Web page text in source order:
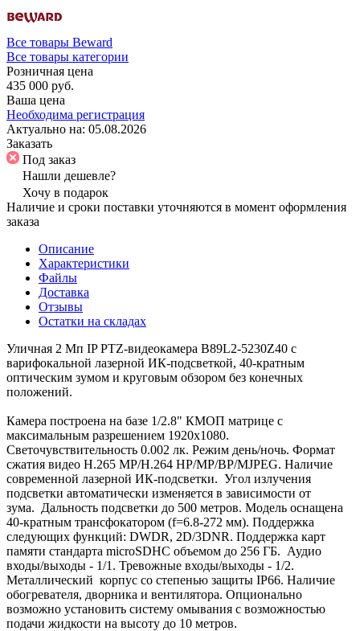
Все товары Beward
Все товары категории
Розничная цена
435 000 руб.
Ваша цена
Необходима регистрация
Актуально на: 05.08.2026
Заказать
Под заказ
Нашли дешевле?
Хочу в подарок
Наличие и сроки поставки уточняются в момент оформления
заказа
Описание
Характеристики
Файлы
Доставка
Отзывы
Остатки на складах
Уличная 2 Мп IP PTZ-видеокамера B89L2-5230Z40 с
варифокальной лазерной ИК-подсветкой, 40-кратным
оптическим зумом и круговым обзором без конечных
положений.
Камера построена на базе 1/2.8" КМОП матрице с
максимальным разрешением 1920х1080.
Светочувствительность 0.002 лк. Режим день/ночь. Формат
сжатия видео H.265 MP/H.264 HP/MP/BP/MJPEG. Наличие
современной лазерной ИК-подсветки. Угол излучения
подсветки автоматически изменяется в зависимости от
зума. Дальность подсветки до 500 метров. Модель оснащена
40-кратным трансфокатором (f=6.8-272 мм). Поддержка
следующих функций: DWDR, 2D/3DNR. Поддержка карт
памяти стандарта microSDHC объемом до 256 ГБ. Аудио
входы/выходы - 1/1. Тревожные входы/выходы - 1/2.
Металлический корпус со степенью защиты IP66. Наличие
обогревателя, дворника и вентилятора. Опционально
возможно установить систему омывания с возможностью
подачи жидкости на высоту до 10 метров.